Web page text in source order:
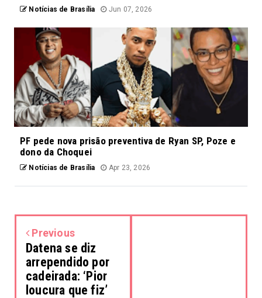
Notícias de Brasília Jun 07, 2026
PF pede nova prisão preventiva de Ryan SP, Poze e
dono da Choquei
Notícias de Brasília Apr 23, 2026
Previous
Datena se diz
arrependido por
cadeirada: ‘Pior
loucura que fiz’